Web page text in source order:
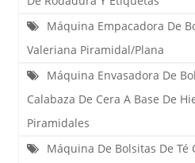
Máquina Empacadora De
Valeriana Piramidal/plana
Máquina Envasadora De
Calabaza De Cera A Base De
Piramidales
Máquina De Bolsitas De